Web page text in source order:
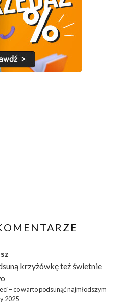
krzyżówkęteż świetnie
– co warto podsunąć najmłodszym
2025